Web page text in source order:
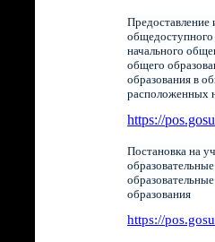
Предоставление
общедоступного
начального
общего
образования в
расположенных
https://
Постановка на
образования
https://